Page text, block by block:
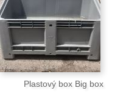
Plastový box Big box